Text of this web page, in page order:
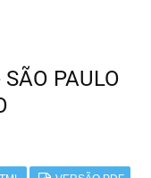
PAULO